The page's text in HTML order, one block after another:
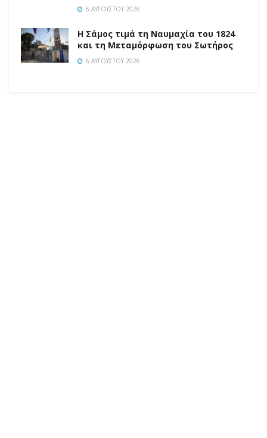
6 ΑΥΓΟΎΣΤΟΥ 2026
Η Σάμος τιμά τη Ναυμαχία του 1824
και τη Μεταμόρφωση του Σωτήρος
6 ΑΥΓΟΎΣΤΟΥ 2026